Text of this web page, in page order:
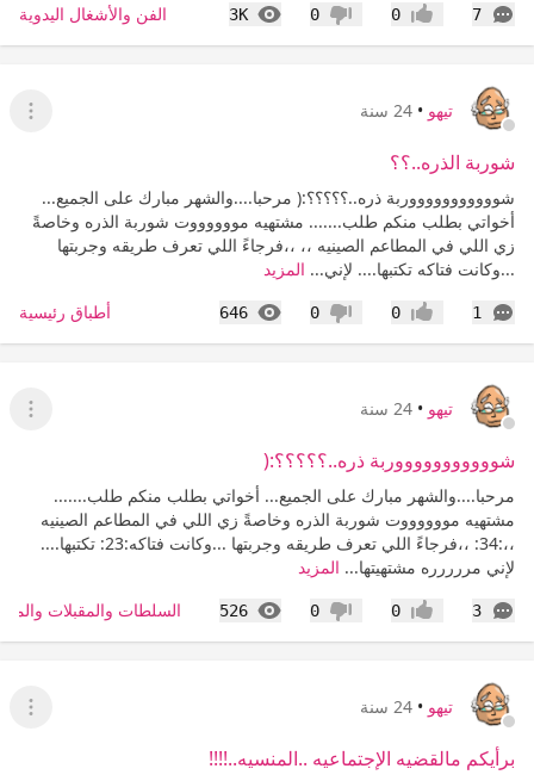
7
التعليقات إعجاب0 عدم إعجاب
0
3K
المشاهدات الفن والأشغال اليدوية
تيهو • 24 سنة
عرض
شوربة الذره..؟؟
شوووووووووووربة ذره..؟؟؟؟؟:( مرحبا....والشهر مبارك على الجميع...
أخواتي بطلب منكم طلب....... مشتهيه مووووووت شوربة الذره وخاصةً
زي اللي في المطاعم الصينيه ،، ،،فرجاءً اللي تعرف طريقه وجربتها
...وكانت فتاكه تكتبها.... لإني... المزيد
1
التعليقات إعجاب0 عدم إعجاب
0
646
المشاهدات أطباق رئيسية
تيهو • 24 سنة
عرض
شوووووووووووربة ذره..؟؟؟؟؟:(
مرحبا....والشهر مبارك على الجميع... أخواتي بطلب منكم طلب.......
مشتهيه مووووووت شوربة الذره وخاصةً زي اللي في المطاعم الصينيه
،،:34: ،،فرجاءً اللي تعرف طريقه وجربتها ...وكانت فتاكه:23: تكتبها....
لإني مررررره مشتهيتها... المزيد
3
التعليقات إعجاب0 عدم إعجاب
0
526
المشاهدات السلطات والمقبلات
تيهو • 24 سنة
عرض
برأيكم مالقضيه الإجتماعيه ..المنسيه..!!!!